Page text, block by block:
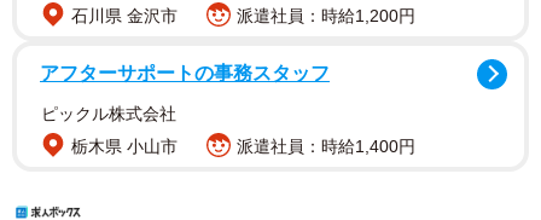
石川県 金沢市
派遣社員：時給1,200円
アフターサポートの事務スタッフ
ピックル株式会社
栃木県 小山市
派遣社員：時給1,400円